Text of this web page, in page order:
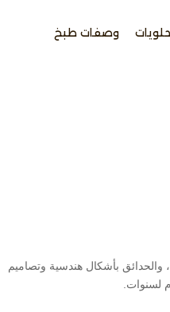
وصفات طبخ
بأشكال هندسية وتصاميم
لسنوات.